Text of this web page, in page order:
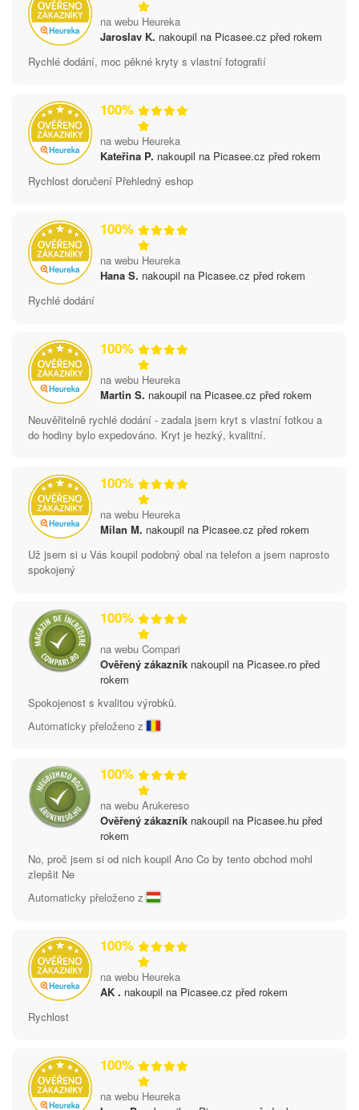
na webu Heureka
Jaroslav K. nakoupil na Picasee.cz před rokem
Rychlé dodání, moc pěkné kryty s vlastní fotografií
100%
na webu Heureka
Kateřina P. nakoupil na Picasee.cz před rokem
Rychlost doručení Přehledný eshop
100%
na webu Heureka
Hana S. nakoupil na Picasee.cz před rokem
Rychlé dodání
100%
na webu Heureka
Martin S. nakoupil na Picasee.cz před rokem
Neuvěřitelně rychlé dodání - zadala jsem kryt s vlastní fotkou a
do hodiny bylo expedováno. Kryt je hezký, kvalitní.
100%
na webu Heureka
Milan M. nakoupil na Picasee.cz před rokem
Už jsem si u Vás koupil podobný obal na telefon a jsem naprosto
spokojený
100%
na webu Compari
Ověřený zákazník nakoupil na Picasee.ro před
rokem
Spokojenost s kvalitou výrobků.
Automaticky přeloženo z
100%
na webu Arukereso
Ověřený zákazník nakoupil na Picasee.hu před
rokem
No, proč jsem si od nich koupil Ano Co by tento obchod mohl
zlepšit Ne
Automaticky přeloženo z
100%
na webu Heureka
AK . nakoupil na Picasee.cz před rokem
Rychlost
100%
na webu Heureka